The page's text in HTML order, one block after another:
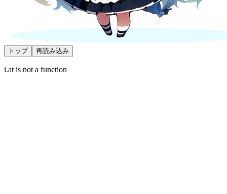
トップ 再読み込み
i.at is not a function